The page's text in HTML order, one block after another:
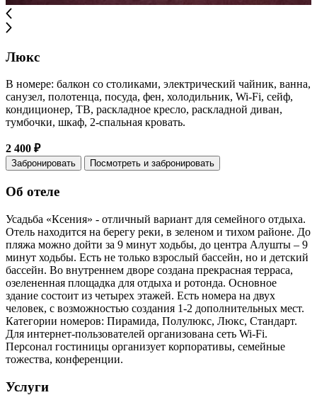
Люкс
В номере: балкон со столиками, электрический чайник, ванна,
санузел, полотенца, посуда, фен, холодильник, Wi-Fi, сейф,
кондиционер, ТВ, раскладное кресло, раскладной диван,
тумбочки, шкаф, 2-спальная кровать.
2 400 ₽
Забронировать Посмотреть и забронировать
Об отеле
Усадьба «Ксения» - отличный вариант для семейного отдыха.
Отель находится на берегу реки, в зеленом и тихом районе. До
пляжа можно дойти за 9 минут ходьбы, до центра Алушты – 9
минут ходьбы. Есть не только взрослый бассейн, но и детский
бассейн. Во внутреннем дворе создана прекрасная терраса,
озелененная площадка для отдыха и ротонда. Основное
здание состоит из четырех этажей. Есть номера на двух
человек, с возможностью создания 1-2 дополнительных мест.
Категории номеров: Пирамида, Полулюкс, Люкс, Стандарт.
Для интернет-пользователей организована сеть Wi-Fi.
Персонал гостиницы организует корпоративы, семейные
тожества, конференции.
Услуги